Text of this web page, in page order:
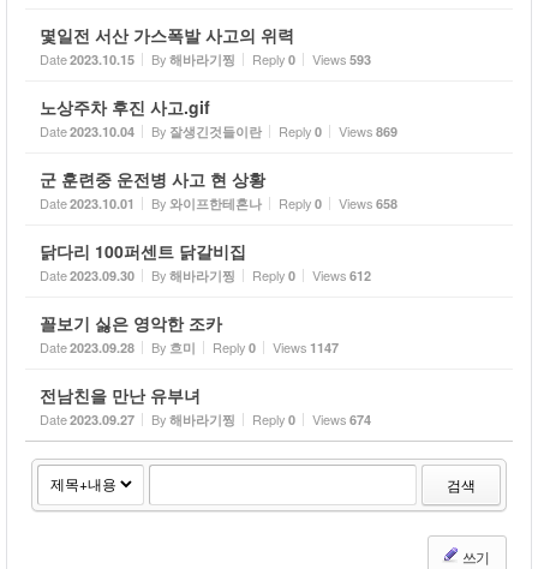
몇일전 서산 가스폭발 사고의 위력
Date2023.10.15 By 해바라기찡 Reply 0 Views 593
노상주차 후진 사고.gif
Date2023.10.04 By 잘생긴것들이란 Reply 0 Views 869
군 훈련중 운전병 사고 현 상황
Date2023.10.01 By 와이프한테혼나 Reply 0 Views 658
닭다리 100퍼센트 닭갈비집
Date2023.09.30 By 해바라기찡 Reply 0 Views 612
꼴보기 싫은 영악한 조카
Date2023.09.28 By 흐미 Reply 0 Views 1147
전남친을 만난 유부녀
Date2023.09.27 By 해바라기찡 Reply 0 Views 674
검색
쓰기